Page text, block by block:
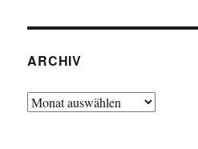
ARCHIV
Archiv